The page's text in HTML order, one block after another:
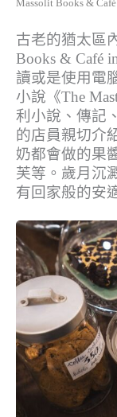
Massolit Books &
古老的猶太區
Books & Café
讀或是使用電
小說《The
利小說、傳記
的店員親切介
奶都會做的果
芙等。歲月沉
有回家般的安